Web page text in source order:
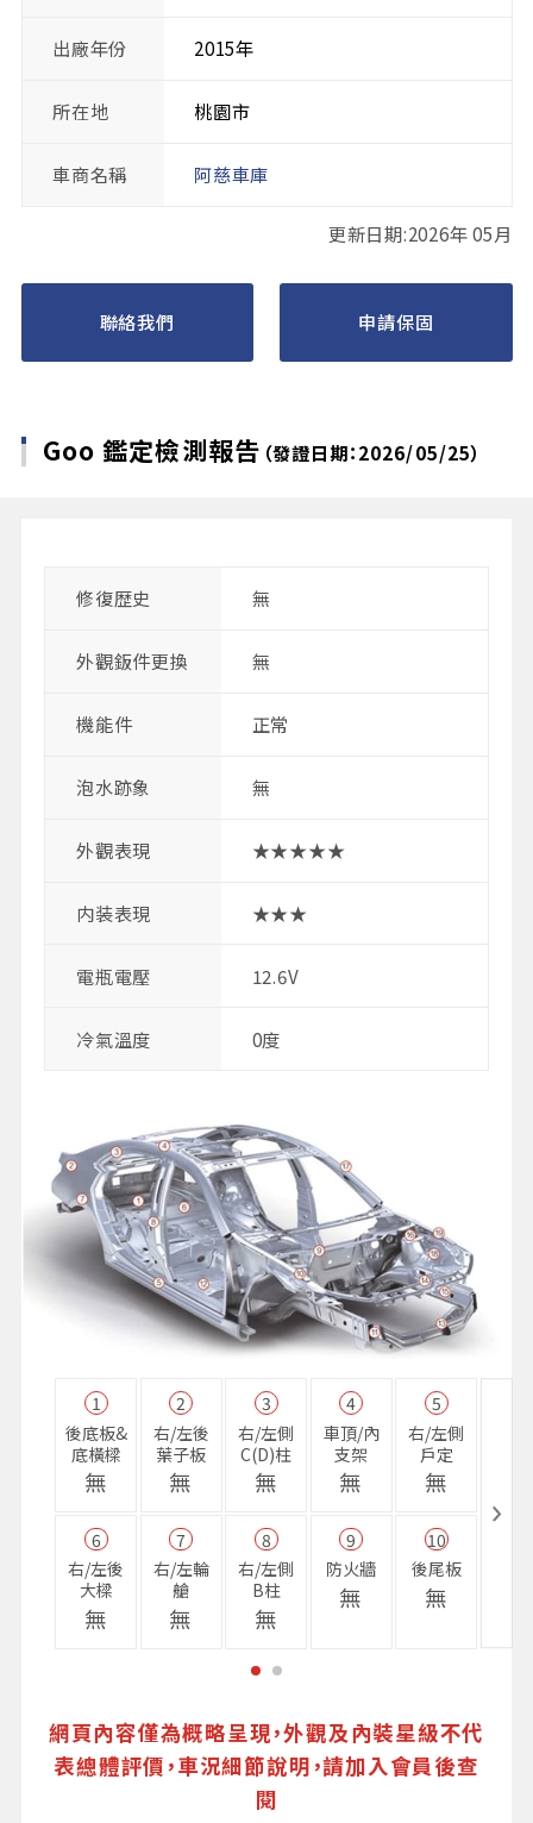
出廠年份 2015年
所在地 桃園市
車商名稱 阿慈車庫
更新日期:2026年 05月
聯絡我們 申請保固
Goo 鑑定檢測報告 （發證日期：2026/05/25）
修復歴史 無
外觀鈑件更換 無
機能件 正常
泡水跡象 無
外觀表現 ★★★★★
内装表現 ★★★
電瓶電壓 12.6V
冷氣溫度 0度
1
後底板&
底橫樑
無
2
右/左後
葉子板
無
3
右/左側
C(D)柱
無
4
車頂/內
支架
無
5
右/左側
戶定
無
6
右/左後
大樑
無
7
右/左輪
艙
無
8
右/左側
B柱
無
9
防火牆
無
10
後尾板
無
網頁內容僅為概略呈現，外觀及內裝星級不代
表總體評價，車況細節說明，請加入會員後查
閱